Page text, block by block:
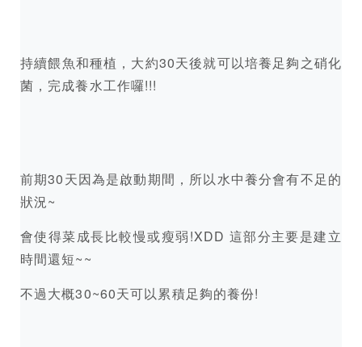
持續餵魚和種植，大約30天後就可以培養足夠之硝化
菌，完成養水工作囉!!!
前期30天因為是啟動期間，所以水中養分會有不足的
狀況~
會使得菜成長比較慢或瘦弱!XDD 這部分主要是建立
時間還短~~
不過大概30~60天可以累積足夠的養份!